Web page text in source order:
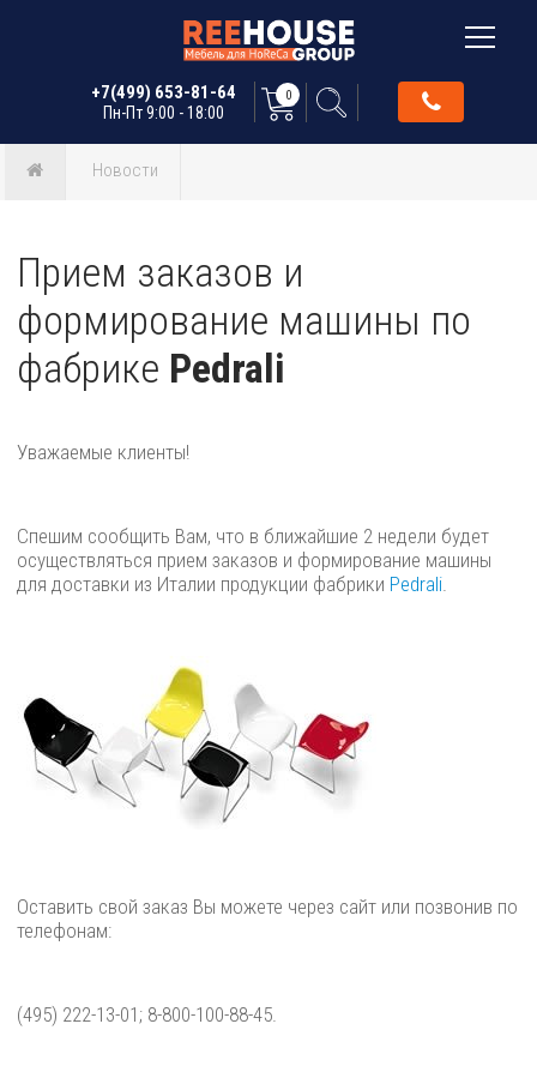
+7(499) 653-81-64
Пн-Пт 9:00 - 18:00
0
Новости
Прием заказов и
формирование машины по
фабрике Pedrali
Уважаемые клиенты!
Спешим сообщить Вам, что в ближайшие 2 недели будет
осуществляться прием заказов и формирование машины
для доставки из Италии продукции фабрики Pedrali.
Оставить свой заказ Вы можете через сайт или позвонив по
телефонам:
(495) 222-13-01; 8-800-100-88-45.